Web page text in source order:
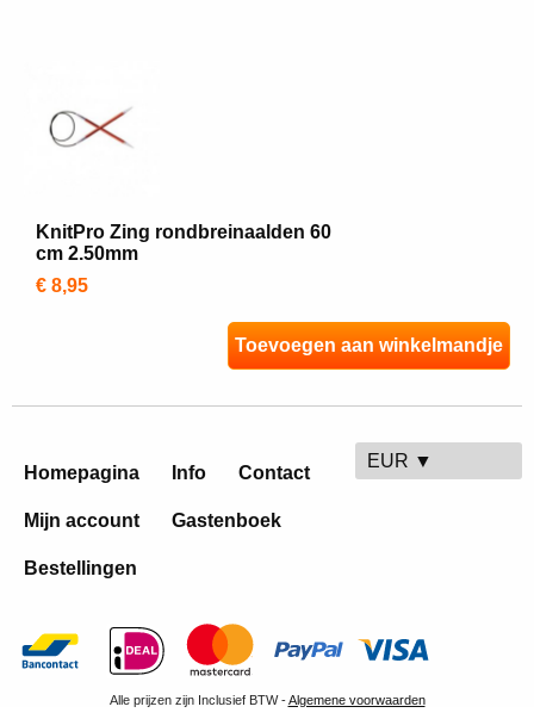
KnitPro Zing rondbreinaalden 60
cm 2.50mm
€ 8,95
Toevoegen aan winkelmandje
Homepagina Info Contact
Mijn account Gastenboek
Bestellingen
EUR ▼
Alle prijzen zijn Inclusief BTW -Algemene voorwaarden